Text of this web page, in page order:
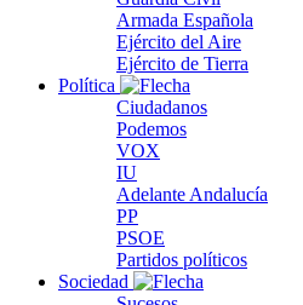
Armada Española
Ejército del Aire
Ejército de Tierra
Política
Ciudadanos
Podemos
VOX
IU
Adelante Andalucía
PP
PSOE
Partidos políticos
Sociedad